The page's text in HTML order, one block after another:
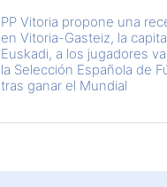
PP Vitoria propone una
en Vitoria-Gasteiz, la
Euskadi, a los jugadores
la Selección Española de
tras ganar el Mundial